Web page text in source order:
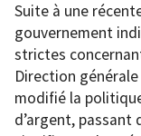
Suite à une
gouvernement
strictes
Direction
modifié la
d’argent, passant